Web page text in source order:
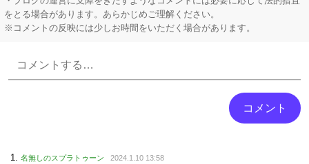
をとる場合があります。あらかじめご理解ください。
※コメントの反映には少しお時間をいただく場合があります。
名無しのスプラトゥーン 2024.1.10 13:58